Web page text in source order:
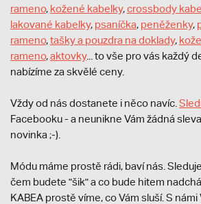
rameno, kožené kabelky,crossbody
lakované kabelky, psaníčka, peněženky,
rameno,tašky a pouzdra na doklady,
rameno,aktovky... to vše pro vás každý
nabízíme za skvělé ceny.
Vždy od nás dostanete i něco navíc. S
Facebooku - a neunikne Vám žádná
novinka ;-).
Módu máme prostě rádi, baví nás.
čem budete "šik" a co bude hitem
KABEA prostě víme, co Vám sluší. S